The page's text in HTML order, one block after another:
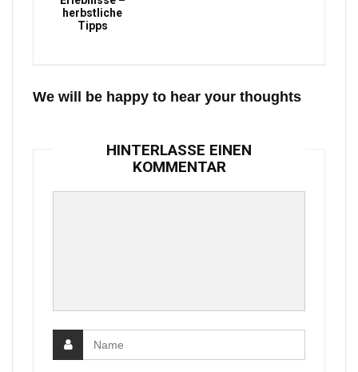
herbstliche
Tipps
We will be happy to hear your thoughts
HINTERLASSE EINEN
KOMMENTAR